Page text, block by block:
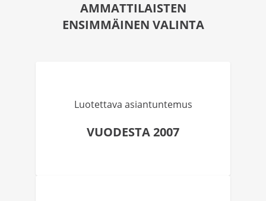
AMMATTILAISTEN
ENSIMMÄINEN VALINTA
Luotettava asiantuntemus
VUODESTA 2007